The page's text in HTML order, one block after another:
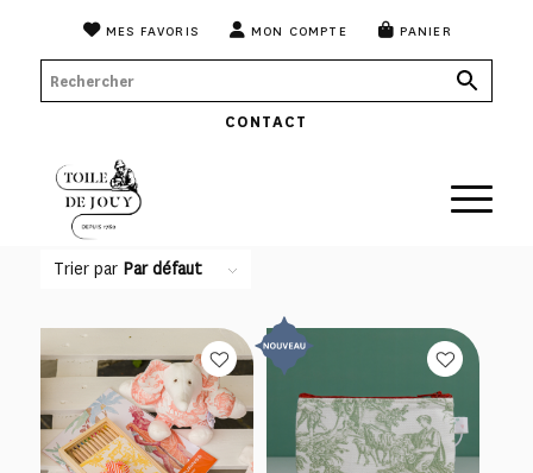
MES FAVORIS MON COMPTE PANIER
CONTACT
Trier par Par défaut